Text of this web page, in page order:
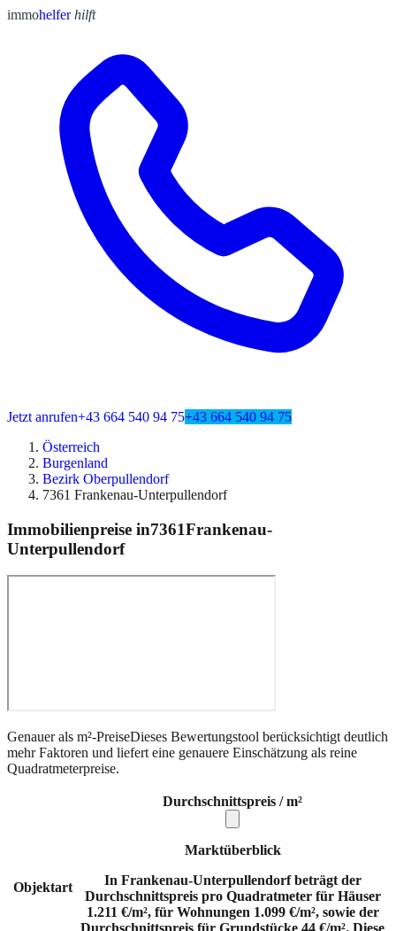
immohelfer hilft
Jetzt anrufen+43 664 540 94 75+43 664 540 94 75
Österreich
Burgenland
Bezirk Oberpullendorf
7361 Frankenau-Unterpullendorf
Immobilienpreise in7361Frankenau-
Unterpullendorf
Genauer als m²-PreiseDieses Bewertungstool berücksichtigt deutlich
mehr Faktoren und liefert eine genauere Einschätzung als reine
Quadratmeterpreise.
Objektart
Durchschnittspreis / m²
Marktüberblick
In Frankenau-Unterpullendorf beträgt der
Durchschnittspreis pro Quadratmeter für Häuser
1.211 €/m², für Wohnungen 1.099 €/m², sowie der